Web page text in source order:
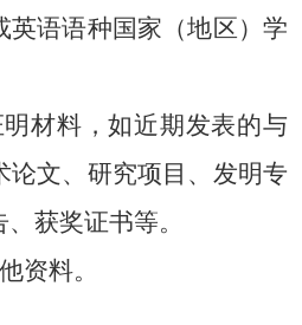
英语语种国家（地区）学
材料，如近期发表的与
论文、研究项目、发明专
获奖证书等。
资料。